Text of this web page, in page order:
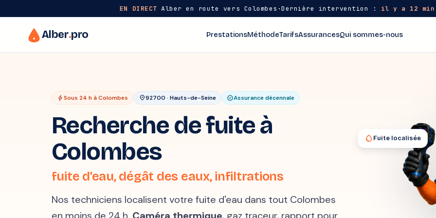
EN DIRECT Alber en route vers Colombes ·Dernière intervention : il y a 12 min
Alber.pro PrestationsMéthodeTarifsAssurancesQui sommes-nous
boltSous 24 h à Colombes location_on92700 · Hauts-de-Seine verifiedAssurance décennale
Recherche de fuite à
Colombes
fuite d'eau, dégât des eaux, infiltrations
Nos techniciens localisent votre fuite d'eau dans tout Colombes
water_drop Fuite localisée